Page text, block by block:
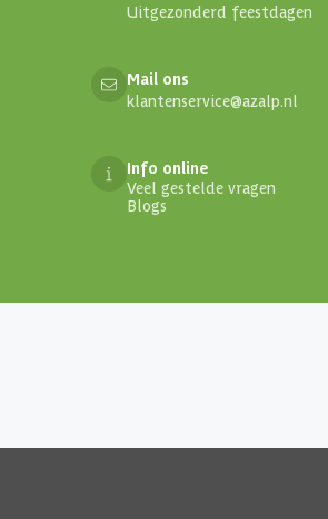
Uitgezonderd feestdagen
Mail ons
klantenservice@azalp.nl
Info online
Veel gestelde vragen
Blogs